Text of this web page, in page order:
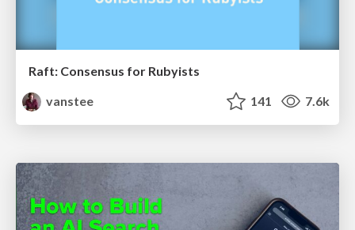
Raft: Consensus for Rubyists
vanstee
141 7.6k